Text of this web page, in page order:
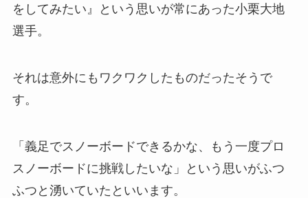
をしてみたい』という思いが常にあった小栗大地
選手。
それは意外にもワクワクしたものだったそうで
す。
「義足でスノーボードできるかな、もう一度プロ
スノーボードに挑戦したいな」という思いがふつ
ふつと湧いていたといいます。